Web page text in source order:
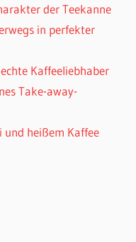
der Teekanne
in perfekter
Kaffeeliebhaber
Take-away-
und heißem Kaffee